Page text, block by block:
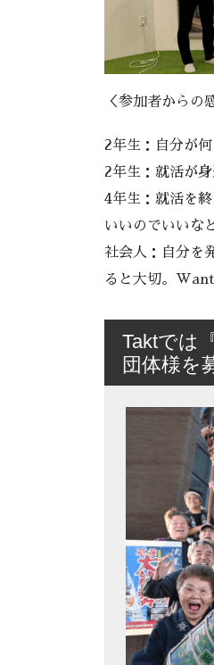
＜参加者からの
2年生：自分が
2年生：就活が
4年生：就活を
いいのでいいな
社会人：自分を
ると大切。
Taktでは
団体様を